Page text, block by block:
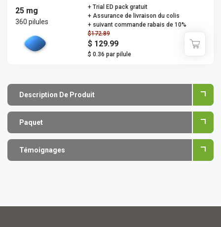
25 mg
360 pilules
$172.89
$ 129.99
$ 0.36 par pilule
+ Trial ED pack gratuit
+ Assurance de livraison du colis
+ suivant commande rabais de 10%
Description De Produit
Paquet
Témoignages